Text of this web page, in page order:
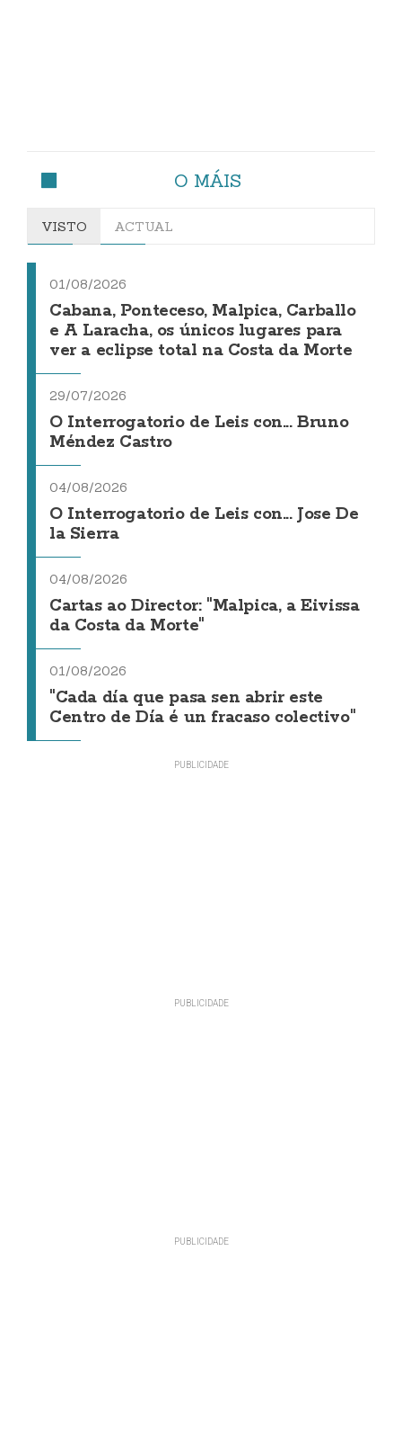
O MÁIS
VISTO ACTUAL
01/08/2026
Cabana, Ponteceso, Malpica, Carballo
e A Laracha, os únicos lugares para
ver a eclipse total na Costa da Morte
29/07/2026
O Interrogatorio de Leis con... Bruno
Méndez Castro
04/08/2026
O Interrogatorio de Leis con... Jose De
la Sierra
04/08/2026
Cartas ao Director: "Malpica, a Eivissa
da Costa da Morte"
01/08/2026
"Cada día que pasa sen abrir este
Centro de Día é un fracaso colectivo"